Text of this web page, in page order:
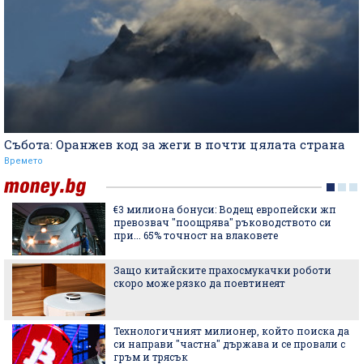
Събота: Оранжев код за жеги в почти цялата страна
Времето
€3 милиона бонуси: Водещ европейски жп
превозвач "поощрява" ръководството си
при... 65% точност на влаковете
Защо китайските прахосмукачки роботи
скоро може рязко да поевтинеят
Технологичният милионер, който поиска да
си направи "частна" държава и се провали с
гръм и трясък